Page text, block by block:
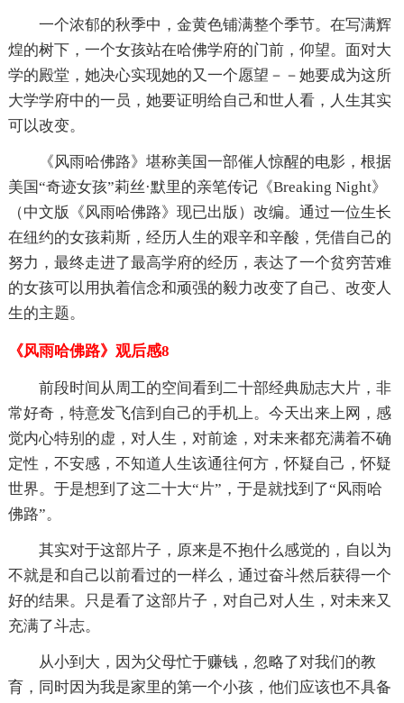
一个浓郁的秋季中，金黄色铺满整个季节。在写满辉
煌的树下，一个女孩站在哈佛学府的门前，仰望。面对大
学的殿堂，她决心实现她的又一个愿望－－她要成为这所
大学学府中的一员，她要证明给自己和世人看，人生其实
可以改变。
《风雨哈佛路》堪称美国一部催人惊醒的电影，根据
美国“奇迹女孩”莉丝·默里的亲笔传记《Breaking Night》
（中文版《风雨哈佛路》现已出版）改编。通过一位生长
在纽约的女孩莉斯，经历人生的艰辛和辛酸，凭借自己的
努力，最终走进了最高学府的经历，表达了一个贫穷苦难
的女孩可以用执着信念和顽强的毅力改变了自己、改变人
生的主题。
《风雨哈佛路》观后感8
前段时间从周工的空间看到二十部经典励志大片，非
常好奇，特意发飞信到自己的手机上。今天出来上网，感
觉内心特别的虚，对人生，对前途，对未来都充满着不确
定性，不安感，不知道人生该通往何方，怀疑自己，怀疑
世界。于是想到了这二十大“片”，于是就找到了“风雨哈
佛路”。
其实对于这部片子，原来是不抱什么感觉的，自以为
不就是和自己以前看过的一样么，通过奋斗然后获得一个
好的结果。只是看了这部片子，对自己对人生，对未来又
充满了斗志。
从小到大，因为父母忙于赚钱，忽略了对我们的教
育，同时因为我是家里的第一个小孩，他们应该也不具备